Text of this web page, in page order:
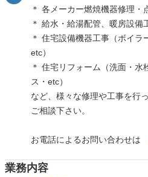
＊ 各メーカー燃焼機器修理・
＊ 給水・給湯配管、暖房設備
＊ 住宅設備機器工事（ボイラ
etc）
＊ 住宅リフォーム（洗面・水
ス・etc）
など、様々な修理や工事を行
ご相談下さい。
お電話によるお問い合わせは
業務内容